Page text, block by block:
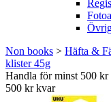
Non books > Häfta &
klister 45g
Handla för minst 500
500 kr kvar